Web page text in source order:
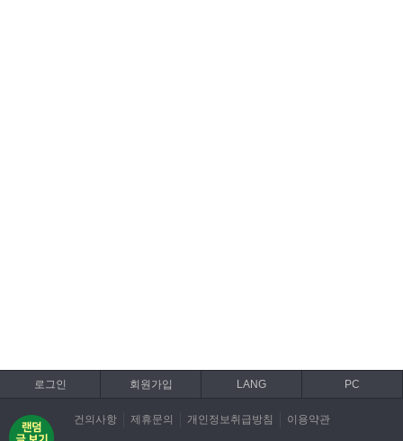
로그인 회원가입 LANG PC
건의사항 제휴문의 개인정보취급방침 이용약관